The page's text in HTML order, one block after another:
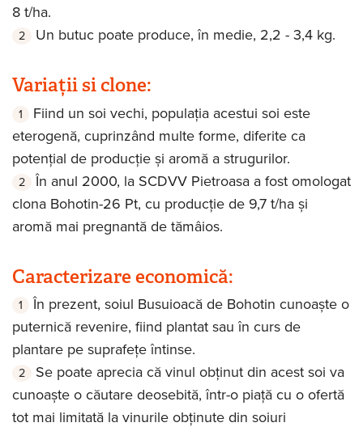
8 t/ha.
Un butuc poate produce, în medie, 2,2 - 3,4 kg.
Variații si clone:
Fiind un soi vechi, populația acestui soi este
eterogenă, cuprinzând multe forme, diferite ca
potențial de producție și aromă a strugurilor.
În anul 2000, la SCDVV Pietroasa a fost omologat
clona Bohotin-26 Pt, cu producție de 9,7 t/ha și
aromă mai pregnantă de tămâios.
Caracterizare economică:
În prezent, soiul Busuioacă de Bohotin cunoaște o
puternică revenire, fiind plantat sau în curs de
plantare pe suprafețe întinse.
Se poate aprecia că vinul obținut din acest soi va
cunoaște o căutare deosebită, într-o piață cu o ofertă
tot mai limitată la vinurile obținute din soiuri